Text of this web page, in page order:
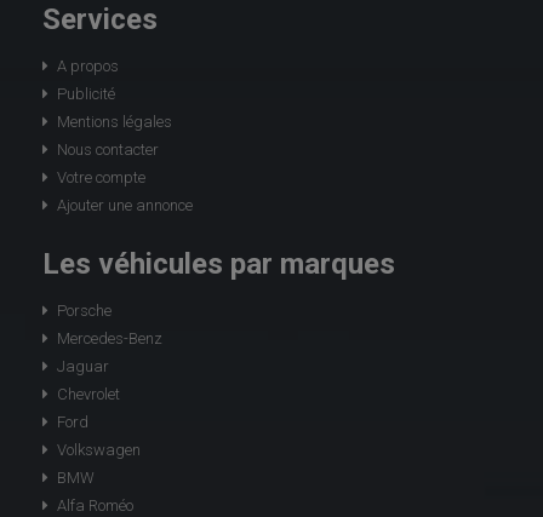
Services
A propos
Publicité
Mentions légales
Nous contacter
Votre compte
Ajouter une annonce
Les véhicules par marques
Porsche
Mercedes-Benz
Jaguar
Chevrolet
Ford
Volkswagen
BMW
Alfa Roméo